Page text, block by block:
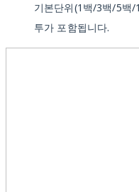
기본단위(1백/3백/5백
투가 포함됩니다.